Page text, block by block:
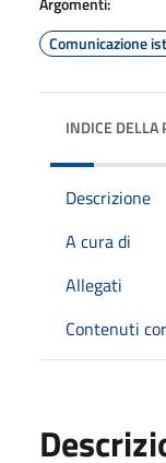
Comunicazione
INDICE DELLA
Descrizione
A cura di
Allegati
Contenuti